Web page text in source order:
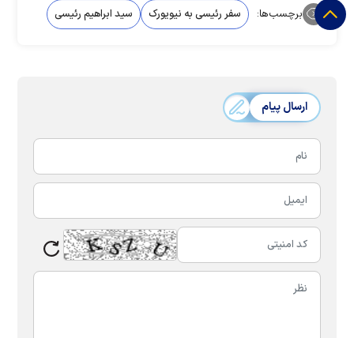
برچسب‌ها: سفر رئیسی به نیویورک سید ابراهیم رئیسی
ارسال پیام